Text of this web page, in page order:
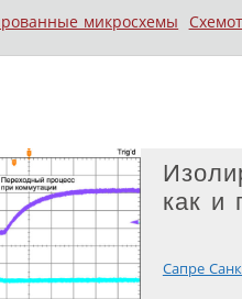
микросхемы
как и
Сапре